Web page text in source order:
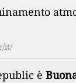
it/
è